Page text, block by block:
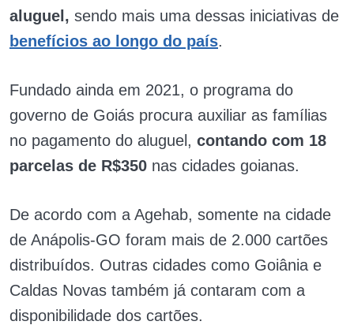
aluguel, sendo mais uma dessas iniciativas de
benefícios ao longo do país.
Fundado ainda em 2021, o programa do
governo de Goiás procura auxiliar as famílias
no pagamento do aluguel, contando com 18
parcelas de R$350 nas cidades goianas.
De acordo com a Agehab, somente na cidade
de Anápolis-GO foram mais de 2.000 cartões
distribuídos. Outras cidades como Goiânia e
Caldas Novas também já contaram com a
disponibilidade dos cartões.